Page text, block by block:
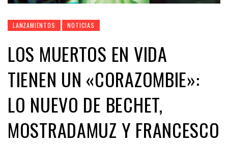
LANZAMIENTOS NOTICIAS
LOS MUERTOS EN VIDA
TIENEN UN «CORAZOMBIE»:
LO NUEVO DE BECHET,
MOSTRADAMUZ Y FRANCESCO